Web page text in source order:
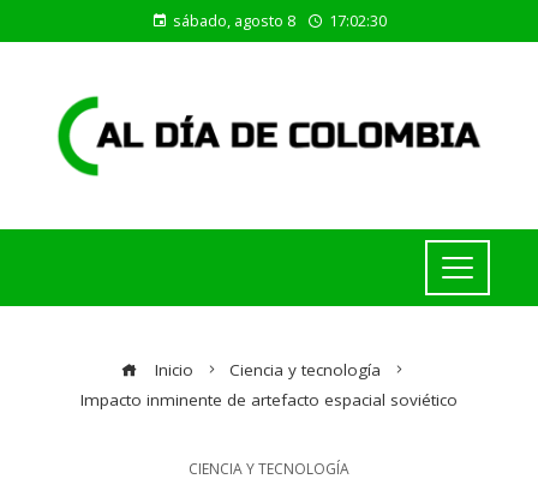
sábado, agosto 8 17:02:30
Inicio
Ciencia y tecnología
Impacto inminente de artefacto espacial soviético
CIENCIA Y TECNOLOGÍA